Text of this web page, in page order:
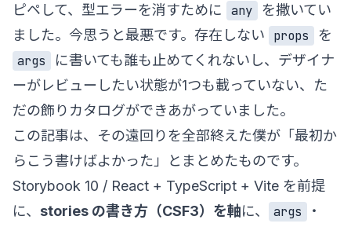
ピペして、型エラーを消すために
any
を撒いてい
ました。今思うと最悪です。存在しない
props
を
args
に書いても誰も止めてくれないし、デザイナ
ーがレビューしたい状態が1つも載っていない、た
だの飾りカタログができあがっていました。
この記事は、その遠回りを全部終えた僕が「最初か
らこう書けばよかった」とまとめたものです。
Storybook 10 / React + TypeScript + Vite を前提
に、 stories の書き方（CSF3）を軸に、 args
・